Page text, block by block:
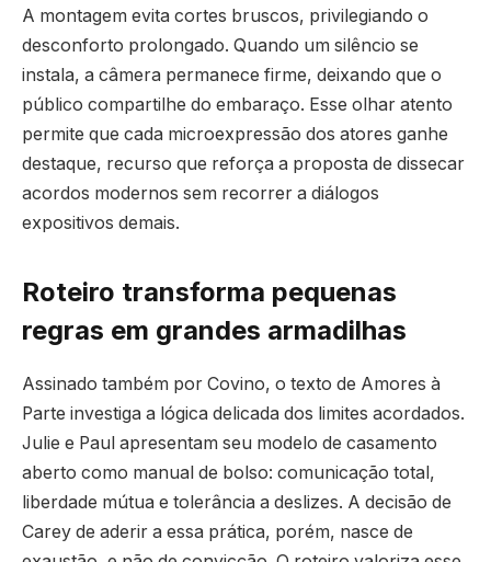
A montagem evita cortes bruscos, privilegiando o
desconforto prolongado. Quando um silêncio se
instala, a câmera permanece firme, deixando que o
público compartilhe do embaraço. Esse olhar atento
permite que cada microexpressão dos atores ganhe
destaque, recurso que reforça a proposta de dissecar
acordos modernos sem recorrer a diálogos
expositivos demais.
Roteiro transforma pequenas
regras em grandes armadilhas
Assinado também por Covino, o texto de Amores à
Parte investiga a lógica delicada dos limites acordados.
Julie e Paul apresentam seu modelo de casamento
aberto como manual de bolso: comunicação total,
liberdade mútua e tolerância a deslizes. A decisão de
Carey de aderir a essa prática, porém, nasce de